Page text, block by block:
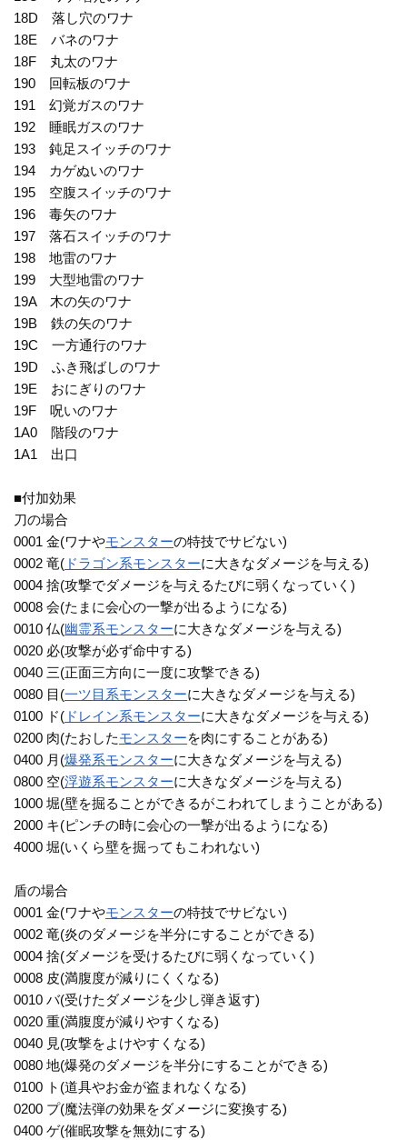
18D 落し穴のワナ
18E バネのワナ
18F 丸太のワナ
190 回転板のワナ
191 幻覚ガスのワナ
192 睡眠ガスのワナ
193 鈍足スイッチのワナ
194 カゲぬいのワナ
195 空腹スイッチのワナ
196 毒矢のワナ
197 落石スイッチのワナ
198 地雷のワナ
199 大型地雷のワナ
19A 木の矢のワナ
19B 鉄の矢のワナ
19C 一方通行のワナ
19D ふき飛ばしのワナ
19E おにぎりのワナ
19F 呪いのワナ
1A0 階段のワナ
1A1 出口
■付加効果
刀の場合
0001 金(ワナやモンスターの特技でサビない)
0002 竜( ドラゴン系モンスターに大きなダメージを与える)
0004 捨(攻撃でダメージを与えるたびに弱くなっていく)
0008 会(たまに会心の一撃が出るようになる)
0010 仏(幽霊系モンスターに大きなダメージを与える)
0020 必(攻撃が必ず命中する)
0040 三(正面三方向に一度に攻撃できる)
0080 目(一ツ目系モンスターに大きなダメージを与える)
0100 ド( ドレイン系モンスターに大きなダメージを与える)
0200 肉(たおしたモンスターを肉にすることがある)
0400 月(爆発系モンスターに大きなダメージを与える)
0800 空(浮遊系モンスターに大きなダメージを与える)
1000 堀(壁を掘ることができるがこわれてしまうことがある)
2000 キ(ピンチの時に会心の一撃が出るようになる)
4000 堀(いくら壁を掘ってもこわれない)
盾の場合
0001 金(ワナやモンスターの特技でサビない)
0002 竜(炎のダメージを半分にすることができる)
0004 捨(ダメージを受けるたびに弱くなっていく)
0008 皮(満腹度が減りにくくなる)
0010 バ(受けたダメージを少し弾き返す)
0020 重(満腹度が減りやすくなる)
0040 見(攻撃をよけやすくなる)
0080 地(爆発のダメージを半分にすることができる)
0100 ト(道具やお金が盗まれなくなる)
0200 プ(魔法弾の効果をダメージに変換する)
0400 ゲ(催眠攻撃を無効にする)